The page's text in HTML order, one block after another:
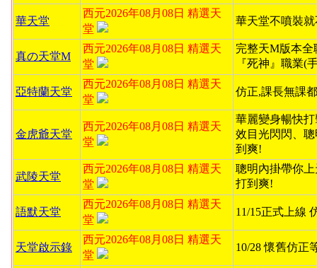
華天堂
西元2026年08月08日 精選天
堂
華天堂不噴裝
真の天堂M
西元2026年08月08日 精選天
堂
完整天M版本全
『死神』職業(
亞特蘭天堂
西元2026年08月08日 精選天
堂
仿正,課長無課
金虎爺天堂
西元2026年08月08日 精選天
堂
華麗變身暢快
效目光閃閃、
到爽!
武陵天堂
西元2026年08月08日 精選天
堂
聰明內掛帶你
打到爽!
語默天堂
西元2026年08月08日 精選天
堂
11/15正式上線
天堂啟示錄
西元2026年08月08日 精選天
堂
10/28 懷舊仿正